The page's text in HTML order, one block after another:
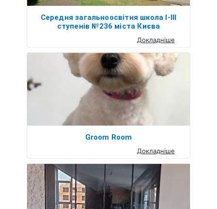
Середня загальноосвітня школа І-ІІІ
ступенів №236 міста Києва
Докладніше
Groom Room
Докладніше